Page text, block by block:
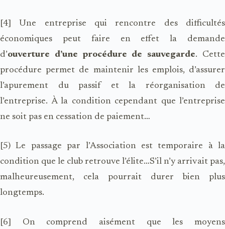
[4] Une entreprise qui rencontre des difficultés
économiques peut faire en effet la demande
d’ouverture d’une procédure de sauvegarde. Cette
procédure permet de maintenir les emplois, d’assurer
l’apurement du passif et la réorganisation de
l’entreprise. À la condition cependant que l’entreprise
ne soit pas en cessation de paiement…
[5) Le passage par l’Association est temporaire à la
condition que le club retrouve l’élite…S’il n’y arrivait pas,
malheureusement, cela pourrait durer bien plus
longtemps.
[6] On comprend aisément que les moyens